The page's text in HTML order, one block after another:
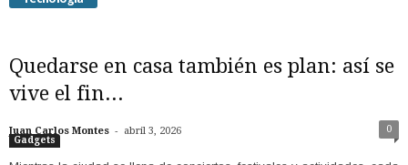
Quedarse en casa también es plan: así se
vive el fin...
Juan Carlos Montes - abril 3, 2026 0
Gadgets